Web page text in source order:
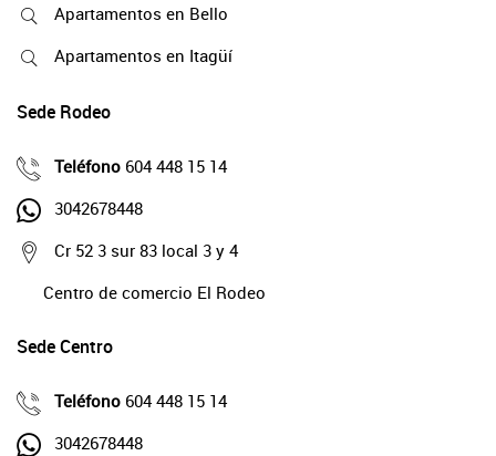
Apartamentos en Bello
Apartamentos en Itagüí
Sede Rodeo
Teléfono 604 448 15 14
3042678448
Cr 52 3 sur 83 local 3 y 4
Centro de comercio El Rodeo
Sede Centro
Teléfono 604 448 15 14
3042678448